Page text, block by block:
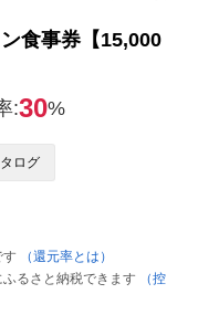
食事券【15,000
:30%
ログ
（還元率とは）
るさと納税できます
（控